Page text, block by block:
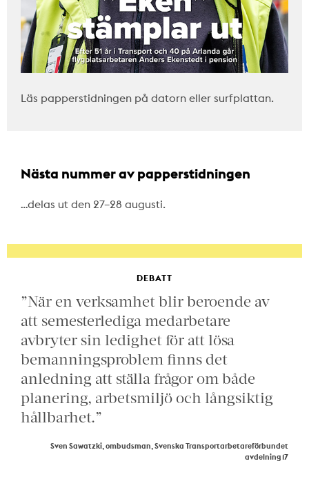
Läs papperstidningen på datorn eller surfplattan.
Nästa nummer av papperstidningen
…delas ut den 27–28 augusti.
DEBATT
”När en verksamhet blir beroende av
att semesterlediga medarbetare
avbryter sin ledighet för att lösa
bemanningsproblem finns det
anledning att ställa frågor om både
planering, arbetsmiljö och långsiktig
hållbarhet.”
Sven Sawatzki, ombudsman, Svenska Transportarbetareförbundet
avdelning 17